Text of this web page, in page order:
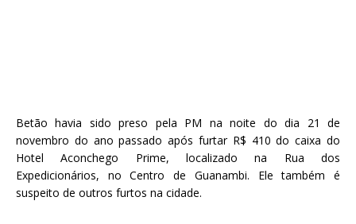
Betão havia sido preso pela PM na noite do dia 21 de
novembro do ano passado após furtar R$ 410 do caixa do
Hotel Aconchego Prime, localizado na Rua dos
Expedicionários, no Centro de Guanambi. Ele também é
suspeito de outros furtos na cidade.